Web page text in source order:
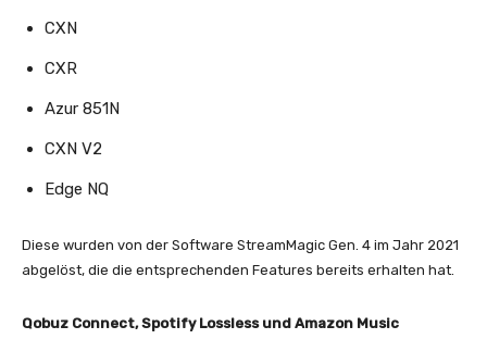
CXN
CXR
Azur 851N
CXN V2
Edge NQ
Diese wurden von der Software StreamMagic Gen. 4 im Jahr 2021
abgelöst, die die entsprechenden Features bereits erhalten hat.
Qobuz Connect, Spotify Lossless und Amazon Music